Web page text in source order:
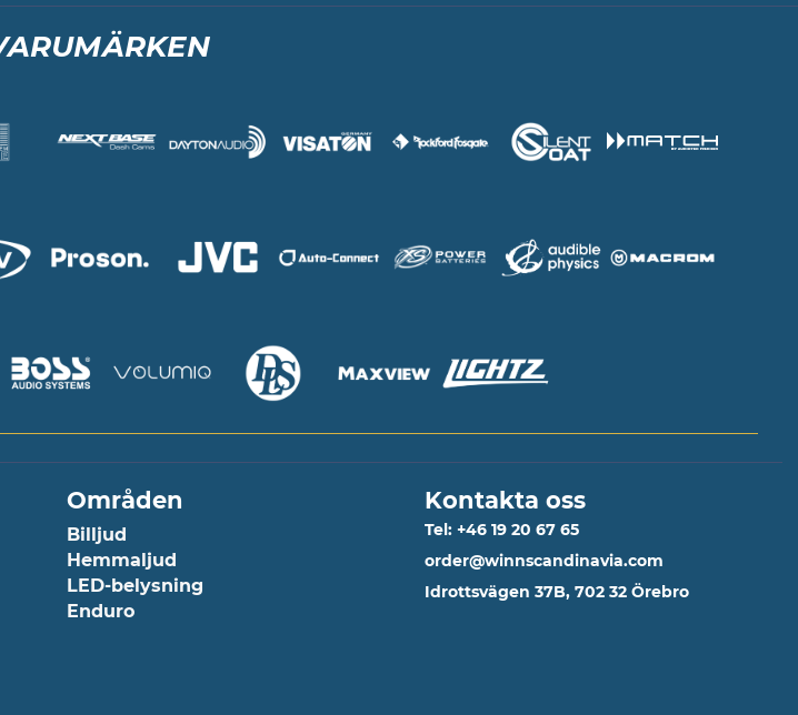
Områden
Billjud
Hemmaljud
LED-belysning
Enduro
Kontakta oss
Tel: +46 19 20 67 65
order@winnscandinavia.com
Idrottsvägen 37B, 702 32 Örebro